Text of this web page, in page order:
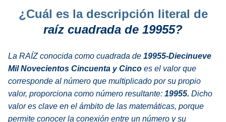
¿Cuál es la descripción literal de
raíz cuadrada de 19955?
La RAÍZ conocida como cuadrada de 19955-Diecinueve
Mil Novecientos Cincuenta y Cinco es el valor que
corresponde al número que multiplicado por su propio
valor, proporciona como número resultante: 19955. Dicho
valor es clave en el ámbito de las matemáticas, porque
permite conocer la conexión entre un número y su